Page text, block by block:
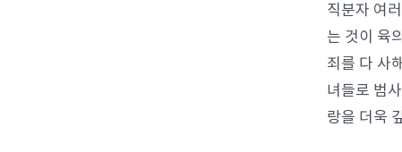
직분자 여
는 것이 육
죄를 다 사
녀들로 범
랑을 더욱